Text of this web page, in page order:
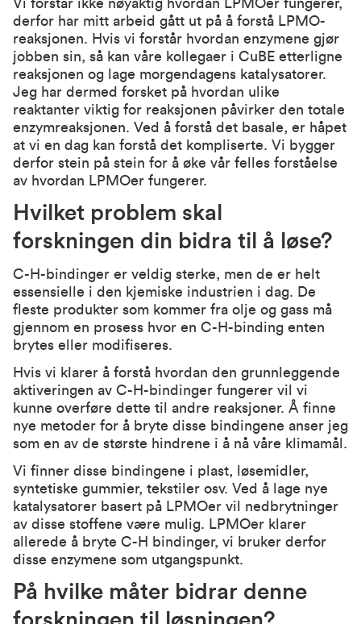
Vi forstår ikke nøyaktig hvordan LPMOer fungerer,
derfor har mitt arbeid gått ut på å forstå LPMO-
reaksjonen. Hvis vi forstår hvordan enzymene gjør
jobben sin, så kan våre kollegaer i CuBE etterligne
reaksjonen og lage morgendagens katalysatorer.
Jeg har dermed forsket på hvordan ulike
reaktanter viktig for reaksjonen påvirker den totale
enzymreaksjonen. Ved å forstå det basale, er håpet
at vi en dag kan forstå det kompliserte. Vi bygger
derfor stein på stein for å øke vår felles forståelse
av hvordan LPMOer fungerer.
Hvilket problem skal
forskningen din bidra til å løse?
C-H-bindinger er veldig sterke, men de er helt
essensielle i den kjemiske industrien i dag. De
fleste produkter som kommer fra olje og gass må
gjennom en prosess hvor en C-H-binding enten
brytes eller modifiseres.
Hvis vi klarer å forstå hvordan den grunnleggende
aktiveringen av C-H-bindinger fungerer vil vi
kunne overføre dette til andre reaksjoner. Å finne
nye metoder for å bryte disse bindingene anser jeg
som en av de største hindrene i å nå våre klimamål.
Vi finner disse bindingene i plast, løsemidler,
syntetiske gummier, tekstiler osv. Ved å lage nye
katalysatorer basert på LPMOer vil nedbrytninger
av disse stoffene være mulig. LPMOer klarer
allerede å bryte C-H bindinger, vi bruker derfor
disse enzymene som utgangspunkt.
På hvilke måter bidrar denne